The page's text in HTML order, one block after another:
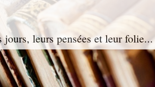
leurs pensées et leur folie...